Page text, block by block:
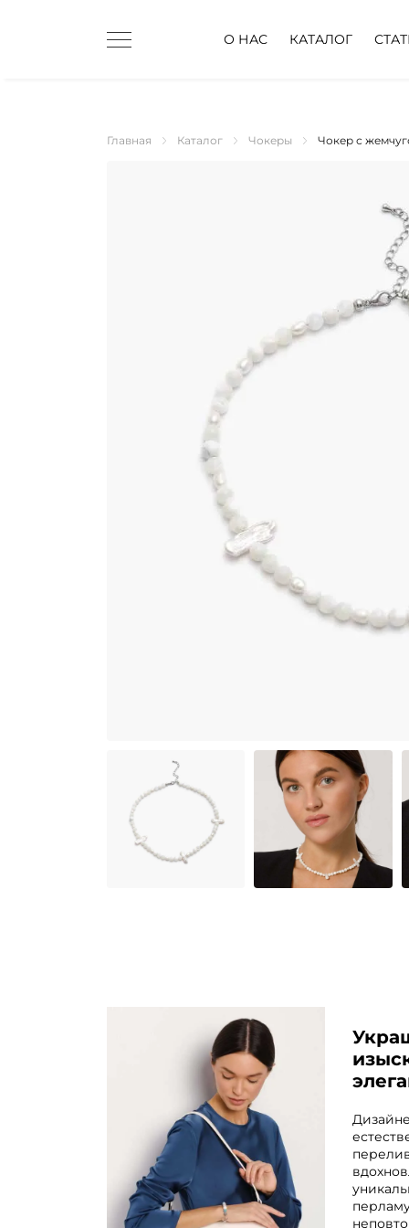
О НАС КАТАЛОГ
Главная Каталог Чокеры Чокер с